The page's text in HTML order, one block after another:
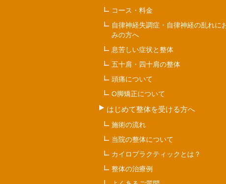
コース・料金
自律神経失調症・自律神経の乱れに
みの方へ
息苦しい症状と整体
五十肩・四十肩の整体
頭痛について
O脚矯正について
はじめて整体を受ける方へ
施術の流れ
当院の整体について
カイロプラクティックとは？
整体の治療例